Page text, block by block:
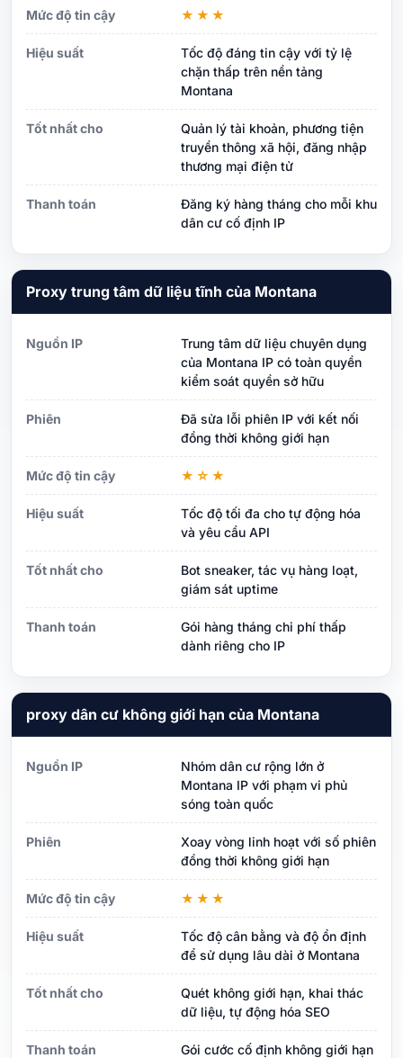
Mức độ tin cậy ★★★
Hiệu suất
Tốc độ đáng tin cậy với tỷ lệ
chặn thấp trên nền tảng
Montana
Tốt nhất cho
Quản lý tài khoản, phương tiện
truyền thông xã hội, đăng nhập
thương mại điện tử
Thanh toán
Đăng ký hàng tháng cho mỗi khu
dân cư cố định IP
Proxy trung tâm dữ liệu tĩnh của Montana
Nguồn IP
Trung tâm dữ liệu chuyên dụng
của Montana IP có toàn quyền
kiểm soát quyền sở hữu
Phiên
Đã sửa lỗi phiên IP với kết nối
đồng thời không giới hạn
Mức độ tin cậy ★☆★
Hiệu suất
Tốc độ tối đa cho tự động hóa
và yêu cầu API
Tốt nhất cho
Bot sneaker, tác vụ hàng loạt,
giám sát uptime
Thanh toán
Gói hàng tháng chi phí thấp
dành riêng cho IP
proxy dân cư không giới hạn của Montana
Nguồn IP
Nhóm dân cư rộng lớn ở
Montana IP với phạm vi phủ
sóng toàn quốc
Phiên
Xoay vòng linh hoạt với số phiên
đồng thời không giới hạn
Mức độ tin cậy ★★★
Hiệu suất
Tốc độ cân bằng và độ ổn định
để sử dụng lâu dài ở Montana
Tốt nhất cho
Quét không giới hạn, khai thác
dữ liệu, tự động hóa SEO
Thanh toán
Gói cước cố định không giới hạn